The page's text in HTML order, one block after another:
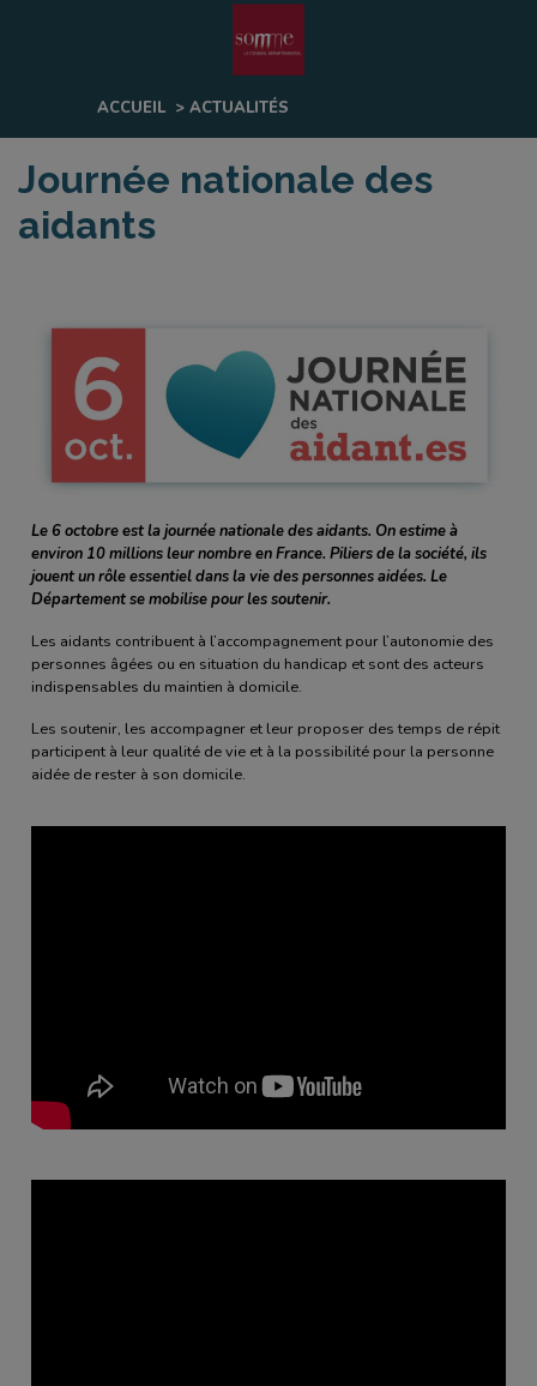
ACCUEIL >ACTUALITÉS
Journée nationale des
aidants
Le 6 octobre est la journée nationale des aidants. On estime à
environ 10 millions leur nombre en France. Piliers de la société, ils
jouent un rôle essentiel dans la vie des personnes aidées. Le
Département se mobilise pour les soutenir.
Les aidants contribuent à l’accompagnement pour l’autonomie des
personnes âgées ou en situation du handicap et sont des acteurs
indispensables du maintien à domicile.
Les soutenir, les accompagner et leur proposer des temps de répit
participent à leur qualité de vie et à la possibilité pour la personne
aidée de rester à son domicile.
chat